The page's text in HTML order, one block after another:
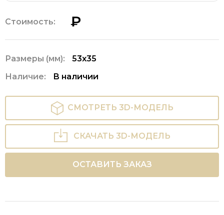
Стоимость: ₽
Размеры (мм):
53х35
Наличие:
В наличии
СМОТРЕТЬ 3D-МОДЕЛЬ
СКАЧАТЬ 3D-МОДЕЛЬ
ОСТАВИТЬ ЗАКАЗ